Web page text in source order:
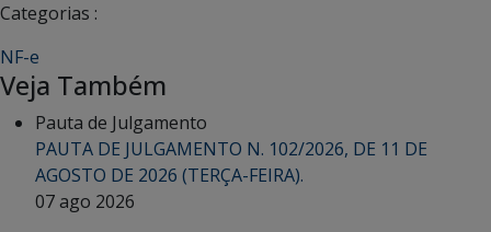
Categorias :
NF-e
Veja Também
Pauta de Julgamento
PAUTA DE JULGAMENTO N. 102/2026, DE 11 DE
AGOSTO DE 2026 (TERÇA-FEIRA).
07 ago 2026